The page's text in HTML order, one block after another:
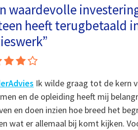
waardevolle
heeft terugbetaald
Ik wilde graag tot de kern
en de opleiding heeft mij
en doen inzien hoe breed het
wat er allemaal bij komt kijken.